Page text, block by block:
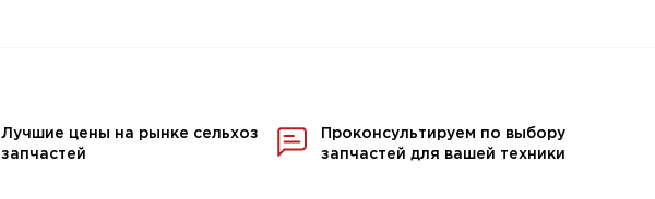
Лучшие цены на рынке сельхоз
запчастей
Проконсультируем по выбору
запчастей для вашей техники